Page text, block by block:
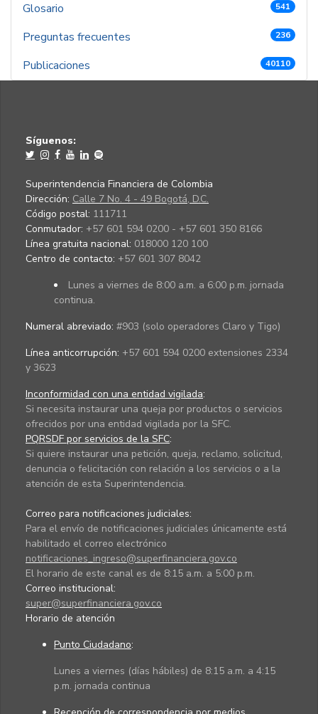
Glosario 541
Preguntas frecuentes 236
Publicaciones 40110
Síguenos:
Superintendencia Financiera de Colombia
Dirección: Calle 7 No. 4 - 49 Bogotá, D.C.
Código postal: 111711
Conmutador: +57 601 594 0200 - +57 601 350 8166
Línea gratuita nacional: 018000 120 100
Centro de contacto: +57 601 307 8042
Lunes a viernes de 8:00 a.m. a 6:00 p.m. jornada
continua.
Numeral abreviado: #903 (solo operadores Claro y Tigo)
Línea anticorrupción: +57 601 594 0200 extensiones 2334
y 3623
Inconformidad con una entidad vigilada:
Si necesita instaurar una queja por productos o servicios
ofrecidos por una entidad vigilada por la SFC.
PQRSDF por servicios de la SFC:
Si quiere instaurar una petición, queja, reclamo, solicitud,
denuncia o felicitación con relación a los servicios o a la
atención de esta Superintendencia.
Correo para notificaciones judiciales:
Para el envío de notificaciones judiciales únicamente está
habilitado el correo electrónico
notificaciones_ingreso@superfinanciera.gov.co
El horario de este canal es de 8:15 a.m. a 5:00 p.m.
Correo institucional:
super@superfinanciera.gov.co
Horario de atención
Punto Ciudadano:
Lunes a viernes (días hábiles) de 8:15 a.m. a 4:15
p.m. jornada continua